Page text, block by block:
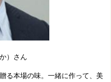
）さん
る本場の味。一緒に作って、美